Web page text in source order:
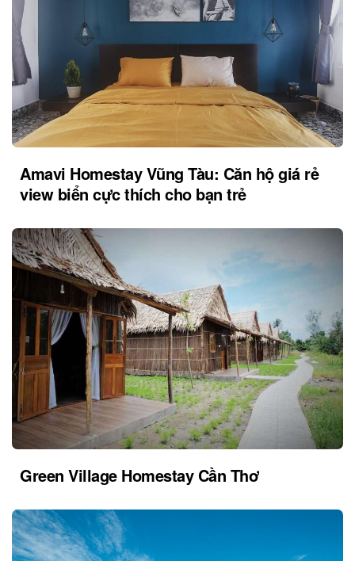
Amavi Homestay Vũng Tàu: Căn hộ giá rẻ
view biển cực thích cho bạn trẻ
Green Village Homestay Cần Thơ